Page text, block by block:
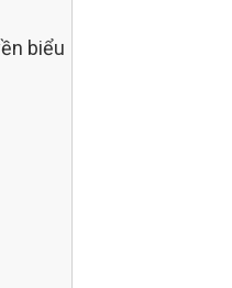
biểu